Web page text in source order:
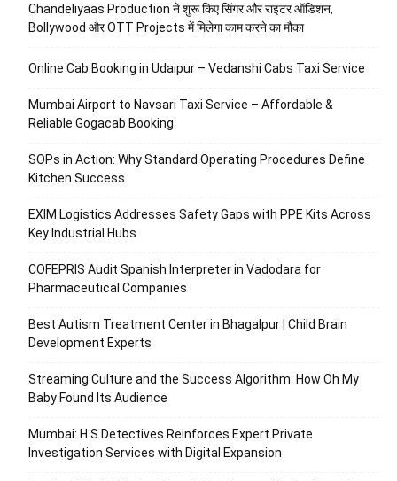
Chandeliyaas Production ने शुरू किए सिंगर और राइटर ऑडिशन,
Bollywood और OTT Projects में मिलेगा काम करने का मौका
Online Cab Booking in Udaipur – Vedanshi Cabs Taxi Service
Mumbai Airport to Navsari Taxi Service – Affordable &
Reliable Gogacab Booking
SOPs in Action: Why Standard Operating Procedures Define
Kitchen Success
EXIM Logistics Addresses Safety Gaps with PPE Kits Across
Key Industrial Hubs
COFEPRIS Audit Spanish Interpreter in Vadodara for
Pharmaceutical Companies
Best Autism Treatment Center in Bhagalpur | Child Brain
Development Experts
Streaming Culture and the Success Algorithm: How Oh My
Baby Found Its Audience
Mumbai: H S Detectives Reinforces Expert Private
Investigation Services with Digital Expansion